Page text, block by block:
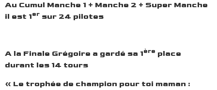
Au Cumul Manche 1 + Manche 2 + Super Manche
il est 1er sur 24 pilotes
A la Finale Grégoire a gardé sa 1ère place
durant les 14 tours
« Le trophée de champion pour toi maman :